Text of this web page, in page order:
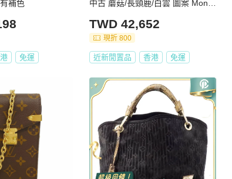
補色
免運
中古 蘑菇/長頸鹿/白雲 圖案 Mono
Black x PHW
TWD 42,652
現折 800
近新閒置品 香港 免運